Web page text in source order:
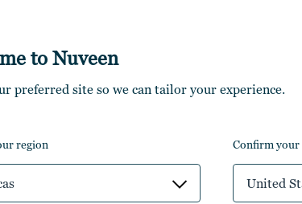
to Nuveen
preferred site so we can tailor your experience.
region confirm
United
Capital